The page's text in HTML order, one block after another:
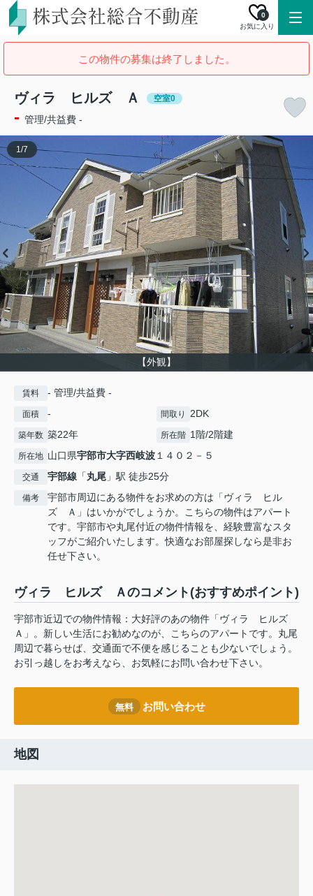
お気に入り
0
この物件の募集は終了しました。
ヴィラ ヒルズ Ａ 空室0
- 管理/共益費 -
【外観】
1/7
賃料 - 管理/共益費 -
面積 - 間取り 2DK
築年数 築22年 所在階 1階/2階建
所在地 山口県宇部市大字西岐波１４０２－５
交通 宇部線 「丸尾 」駅 徒歩25分
備考
宇部市周辺にある物件をお求めの方は「ヴィラ ヒル
ズ Ａ」はいかがでしょうか。こちらの物件はアパート
です。宇部市や丸尾付近の物件情報を、経験豊富なスタ
ッフがご紹介いたします。快適なお部屋探しなら是非お
任せ下さい。
ヴィラ ヒルズ Ａのコメント(おすすめポイント)
宇部市近辺での物件情報：大好評のあの物件「ヴィラ ヒルズ
Ａ」。新しい生活にお勧めなのが、こちらのアパートです。丸尾
周辺で暮らせば、交通面で不便を感じることも少ないでしょう。
お引っ越しをお考えなら、お気軽にお問い合わせ下さい。
無料 お問い合わせ
地図